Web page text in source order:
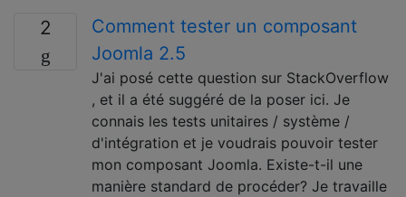
2
Comment tester un composant
Joomla 2.5
J'ai posé cette question sur StackOverflow
, et il a été suggéré de la poser ici. Je
connais les tests unitaires / système /
d'intégration et je voudrais pouvoir tester
mon composant Joomla. Existe-t-il une
manière standard de procéder? Je travaille